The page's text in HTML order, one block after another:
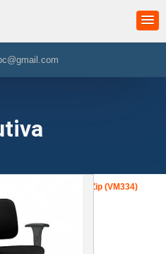
Secretária Executiva Zip (VM334)